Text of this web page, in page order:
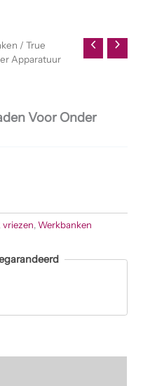
/ True
Apparatuur
Voor Onder
vriezen,Werkbanken